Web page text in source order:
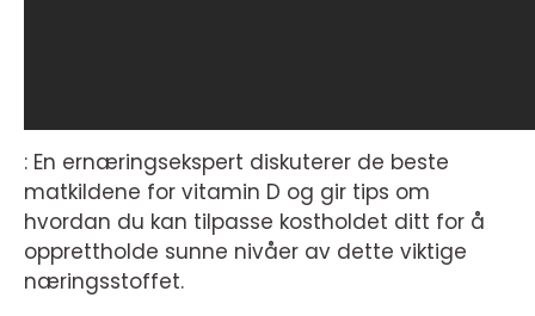
: En ernæringsekspert diskuterer de beste
matkildene for vitamin D og gir tips om
hvordan du kan tilpasse kostholdet ditt for å
opprettholde sunne nivåer av dette viktige
næringsstoffet.